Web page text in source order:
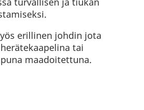
erillinen johdin jota
tai
maadoitettuna.